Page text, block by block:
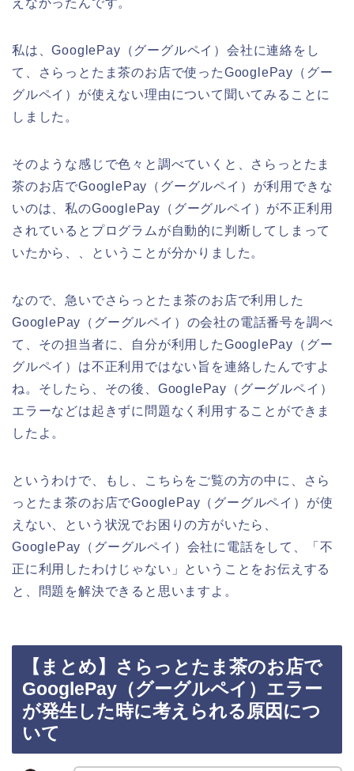
私は、GooglePay（グーグルペイ）会社に連絡をし
て、さらっとたま茶のお店で使ったGooglePay（グー
グルペイ）が使えない理由について聞いてみることに
しました。
そのような感じで色々と調べていくと、さらっとたま
茶のお店でGooglePay（グーグルペイ）が利用できな
いのは、私のGooglePay（グーグルペイ）が不正利用
されているとプログラムが自動的に判断してしまって
いたから、、ということが分かりました。
なので、急いでさらっとたま茶のお店で利用した
GooglePay（グーグルペイ）の会社の電話番号を調べ
て、その担当者に、自分が利用したGooglePay（グー
グルペイ）は不正利用ではない旨を連絡したんですよ
ね。そしたら、その後、GooglePay（グーグルペイ）
エラーなどは起きずに問題なく利用することができま
したよ。
というわけで、もし、こちらをご覧の方の中に、さら
っとたま茶のお店でGooglePay（グーグルペイ）が使
えない、という状況でお困りの方がいたら、
GooglePay（グーグルペイ）会社に電話をして、「不
正に利用したわけじゃない」ということをお伝えする
と、問題を解決できると思いますよ。
【まとめ】さらっとたま茶のお店で
GooglePay（グーグルペイ）エラー
が発生した時に考えられる原因につ
いて